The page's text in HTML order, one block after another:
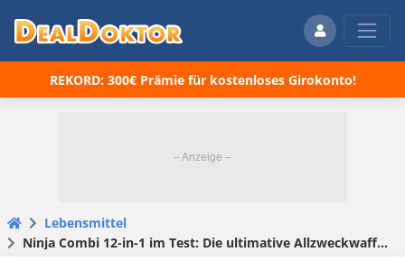
REKORD: 300€ Prämie für kostenloses Girokonto!
Lebensmittel
Ninja Combi 12-in-1 im Test: Die ultimative Allzweckwaffe für eure Küche? 🍕🍗